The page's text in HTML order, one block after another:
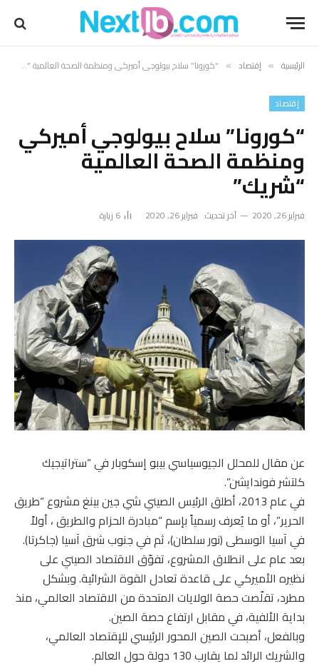
الرئيسية » إقتصاد » “كورونا” سلاح بيولوجي أميركي ومنظمة الصحة العالمية “شريك”
إقتصاد
“كورونا” سلاح بيولوجي أميركي
ومنظمة الصحة العالمية
“شريك”
فبراير 26, 2020 آخر تحديث: فبراير 26, 2020 6 زيارة
عن مقال للمحلل الجيوسياسي بيبو إسكوبار في “ستراتيجيك
كلتشر فوندايشن”.
في عام 2013، أطلق الرئيس الصيني شي جين بينغ مشروع “طريق
الحرير”، أو ما يُعرف رسمياً بإسم “مبادرة الحزام والطريق ، أولاً
في آسيا الوسطى (نور سلطان)، ثم في جنوب شرق آسيا (جاكرتا).
بعد عام على انطلاق المشروع، تفوّق الاقتصاد الصيني على
نظيره الأميركي على قاعدة تعادل القوة الشرائية. وبشكل
مطرد، تقلّصت حصة الولايات المتحدة من الاقتصاد العالمي، منذ
بداية الألفية، في مقابل ارتفاع حصة الصين.
وبالفعل، أصبحت الصين المحور الرئيسي للإقتصاد العالمي،
والشريك الرائد لما يقارب 130 دولة حول العالم.